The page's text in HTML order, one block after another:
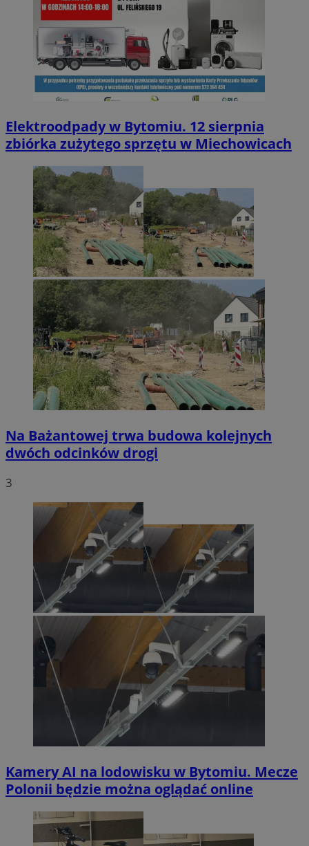
Elektroodpady w Bytomiu. 12 sierpnia
zbiórka zużytego sprzętu w Miechowicach
Na Bażantowej trwa budowa kolejnych
dwóch odcinków drogi
3
Kamery AI na lodowisku w Bytomiu. Mecze
Polonii będzie można oglądać online